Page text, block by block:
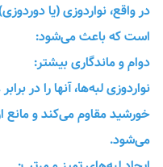
در واقع، نواردوزی (یا
است که باعث می‌شود:
دوام و ماندگاری بیشتر:
نواردوزی لبه‌ها، آنها را در
خورشید مقاوم می‌کند و مانع
می‌شود.